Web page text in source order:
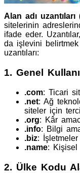
Alan adı
sitelerinin
ifade eder.
da işlevini belirtmek
uzantıları:
1. Genel
.com: Ticari
.net: Ağ
siteler için
.org: Kâr
.info: Bilgi
.biz:
.name: Kişisel
2. Ülke Kodu